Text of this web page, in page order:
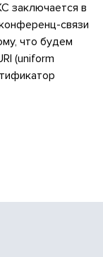
заключается в
связи
что будем
(uniform